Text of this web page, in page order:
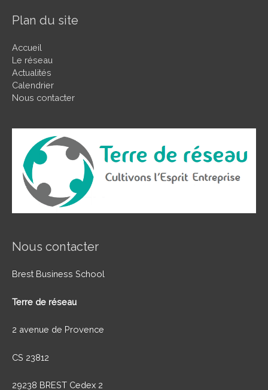
Plan du site
Accueil
Le réseau
Actualités
Calendrier
Nous contacter
Nous contacter
Brest Business School
Terre de réseau
2 avenue de Provence
CS 23812
29238 BREST Cedex 2